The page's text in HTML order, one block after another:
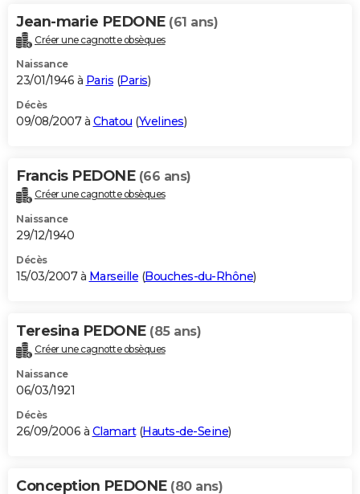
Jean-marie PEDONE (61 ans)
Créer une cagnotte obsèques
Naissance
23/01/1946 à Paris (Paris)
Décès
09/08/2007 à Chatou (Yvelines)
Francis PEDONE (66 ans)
Créer une cagnotte obsèques
Naissance
29/12/1940
Décès
15/03/2007 à Marseille (Bouches-du-Rhône)
Teresina PEDONE (85 ans)
Créer une cagnotte obsèques
Naissance
06/03/1921
Décès
26/09/2006 à Clamart(Hauts-de-Seine)
Conception PEDONE (80 ans)